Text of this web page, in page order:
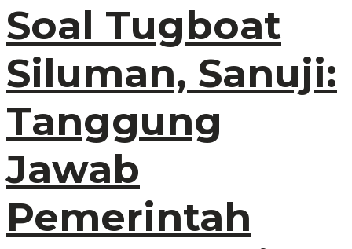
Soal Tugboat
Siluman, Sanuji:
Tanggung
Jawab
Pemerintah